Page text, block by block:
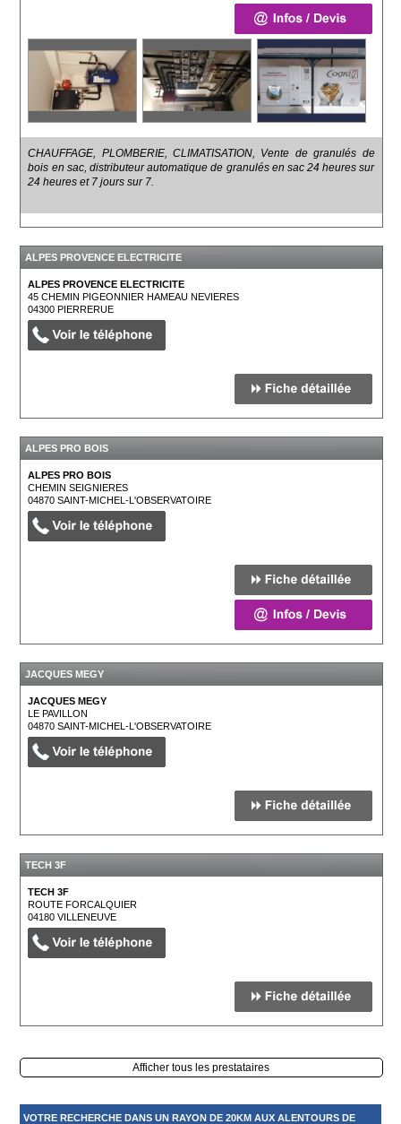
CHAUFFAGE, PLOMBERIE, CLIMATISATION, Vente de granulés de
bois en sac, distributeur automatique de granulés en sac 24 heures sur
24 heures et 7 jours sur 7.
ALPES PROVENCE ELECTRICITE
ALPES PROVENCE ELECTRICITE
45 CHEMIN PIGEONNIER HAMEAU NEVIERES
04300PIERRERUE
ALPES PRO BOIS
ALPES PRO BOIS
CHEMIN SEIGNIERES
04870SAINT-MICHEL-L'OBSERVATOIRE
JACQUES MEGY
JACQUES MEGY
LE PAVILLON
04870SAINT-MICHEL-L'OBSERVATOIRE
TECH 3F
TECH 3F
ROUTE FORCALQUIER
04180VILLENEUVE
Afficher tous les prestataires
VOTRE RECHERCHE DANS UN RAYON DE 20KM AUX ALENTOURS DE